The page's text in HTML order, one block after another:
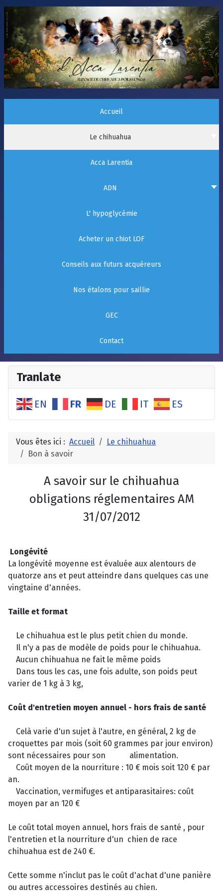
Accueil
Le chihuahua
Acca Larentia
ADN
L' hypoglycémie
Acheter un chiot LOF
Conseils aux futurs acquéreurs
Nos étalons pour saillie
GEC
Contact
Tranlate
EN FR DE IT ES
Vous êtes ici : Accueil
Le chihuahua
Bon à savoir
A savoir sur le chihuahua
obligations réglementaires AM
31/07/2012
Longévité
La longévité moyenne est évaluée aux alentours de
quatorze ans et peut atteindre dans quelques cas une
vingtaine d'années.
Taille et format
Le chihuahua est le plus petit chien du monde.
Il n'y a pas de modèle de poids pour le chihuahua.
Aucun chihuahua ne fait le même poids
Dans tous les cas, une fois adulte, son poids peut
varier de 1 kg à 3 kg,
Coût d'entretien moyen annuel - hors frais de santé
Celà varie d'un sujet à l'autre, en général, 2 kg de
croquettes par mois (soit 60 grammes par jour environ)
sont nécessaires pour son alimentation.
Coût moyen de la nourriture : 10 € mois soit 120 € par
an.
Vaccination, vermifuges et antiparasitaires: coût
moyen par an 120 €
Le coût total moyen annuel, hors frais de santé , pour
l'entretien et la nourriture d'un chien de race
chihuahua est de 240 €.
Cette somme n'inclut pas le coût d'achat d'une panière
ou autres accessoires destinés au chien.